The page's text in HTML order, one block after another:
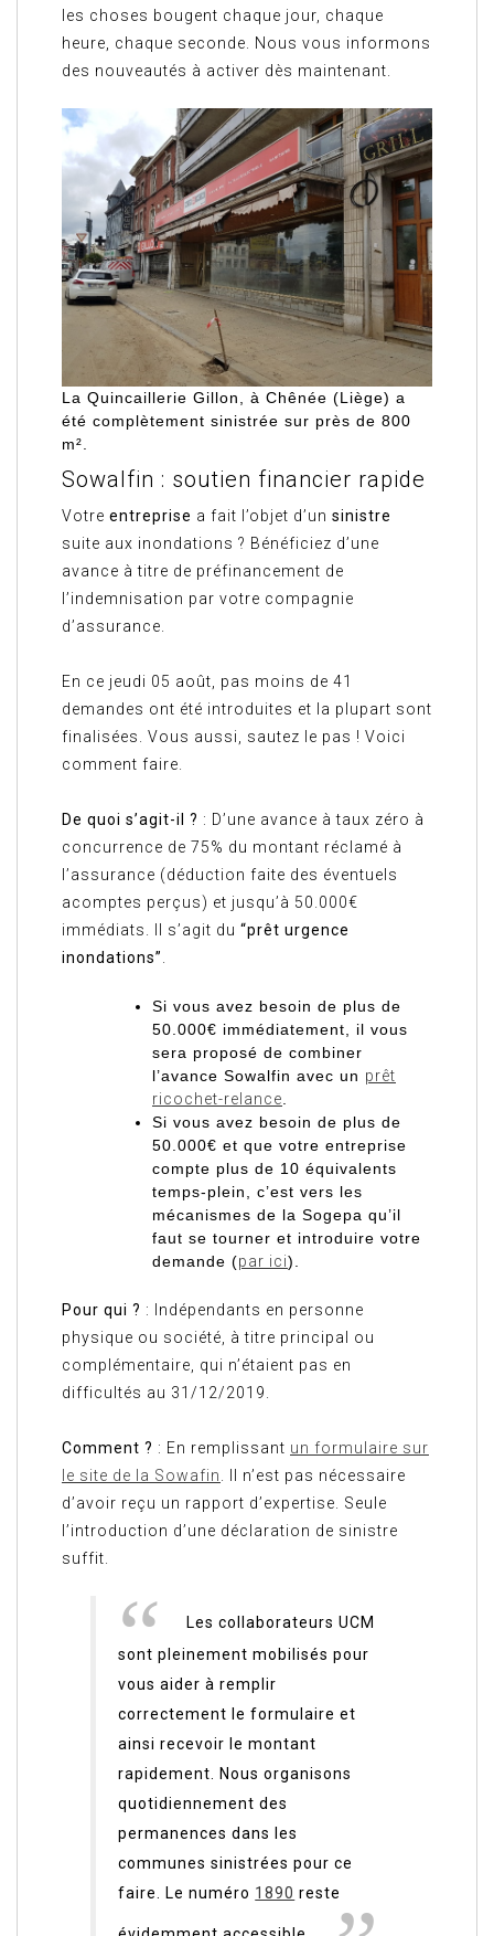
les choses bougent chaque jour, chaque
heure, chaque seconde. Nous vous informons
des nouveautés à activer dès maintenant.
La Quincaillerie Gillon, à Chênée (Liège) a
été complètement sinistrée sur près de 800
m².
Sowalfin : soutien financier rapide
Votre entreprise a fait l’objet d’un sinistre
suite aux inondations ? Bénéficiez d’une
avance à titre de préfinancement de
l’indemnisation par votre compagnie
d’assurance.
En ce jeudi 05 août, pas moins de 41
demandes ont été introduites et la plupart sont
finalisées. Vous aussi, sautez le pas ! Voici
comment faire.
De quoi s’agit-il ? : D’une avance à taux zéro à
concurrence de 75% du montant réclamé à
l’assurance (déduction faite des éventuels
acomptes perçus) et jusqu’à 50.000€
immédiats. Il s’agit du “prêt urgence
inondations”
Si vous avez besoin de plus de
50.000€ immédiatement, il vous
sera proposé de combiner
l’avance Sowalfin avec un prêt
ricochet-relance
Si vous avez besoin de plus de
50.000€ et que votre entreprise
compte plus de 10 équivalents
temps-plein, c’est vers les
mécanismes de la Sogepa qu’il
faut se tourner et introduire votre
demande (par ici).
Pour qui ? : Indépendants en personne
physique ou société, à titre principal ou
complémentaire, qui n’étaient pas en
difficultés au 31/12/2019.
Comment ? : En remplissant un formulaire sur
le site de la Sowafin
. Il n’est pas nécessaire
d’avoir reçu un rapport d’expertise. Seule
l’introduction d’une déclaration de sinistre
suffit.
Les collaborateurs UCM
sont pleinement mobilisés pour
vous aider à remplir
correctement le formulaire et
ainsi recevoir le montant
rapidement. Nous organisons
quotidiennement des
permanences dans les
communes sinistrées pour ce
faire. Le numéro 1890 reste